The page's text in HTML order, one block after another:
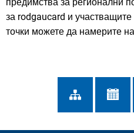
за rodgaucard и
точки можете да намерите